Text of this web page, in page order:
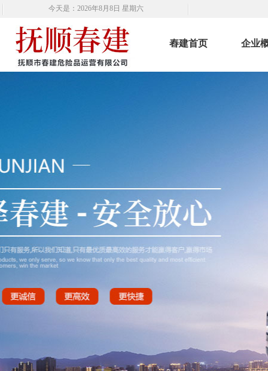
今天是：2026年8月8日 星期六
舂建首页 企业